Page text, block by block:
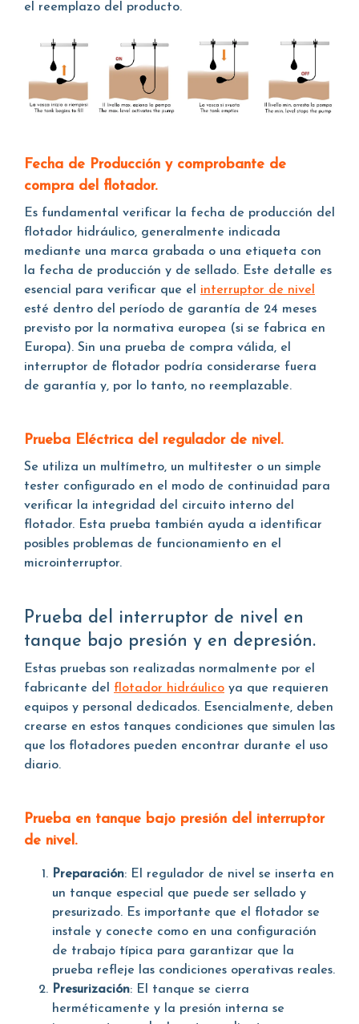
el reemplazo del producto.
Fecha de Producción y comprobante de
compra del flotador.
Es fundamental verificar la fecha de producción del
flotador hidráulico, generalmente indicada
mediante una marca grabada o una etiqueta con
la fecha de producción y de sellado. Este detalle es
esencial para verificar que el interruptor de nivel
esté dentro del período de garantía de 24 meses
previsto por la normativa europea (si se fabrica en
Europa). Sin una prueba de compra válida, el
interruptor de flotador podría considerarse fuera
de garantía y, por lo tanto, no reemplazable.
Prueba Eléctrica del regulador de nivel.
Se utiliza un multímetro, un multitester o un simple
tester configurado en el modo de continuidad para
verificar la integridad del circuito interno del
flotador. Esta prueba también ayuda a identificar
posibles problemas de funcionamiento en el
microinterruptor.
Prueba del interruptor de nivel en
tanque bajo presión y en depresión.
Estas pruebas son realizadas normalmente por el
fabricante del flotador hidráulico ya que requieren
equipos y personal dedicados. Esencialmente, deben
crearse en estos tanques condiciones que simulen las
que los flotadores pueden encontrar durante el uso
diario.
Prueba en tanque bajo presión del interruptor
de nivel.
Preparación: El regulador de nivel se inserta en
un tanque especial que puede ser sellado y
presurizado. Es importante que el flotador se
instale y conecte como en una configuración
de trabajo típica para garantizar que la
prueba refleje las condiciones operativas reales.
Presurización: El tanque se cierra
herméticamente y la presión interna se